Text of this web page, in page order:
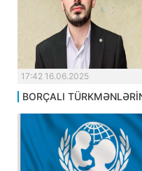
17:42 16.06.2025
BORÇALI